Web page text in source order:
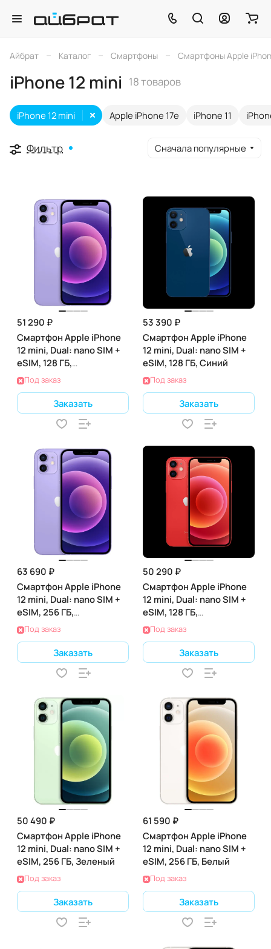
Айбрат – Каталог – Смартфоны – Смартфоны Apple
iPhone 12 mini 18 товаров
Apple iPhone 17e iPhone 11
iPhone 12 mini
Фильтр Сначала популярные
51 290 ₽
Смартфон Apple iPhone
12 mini, Dual: nano SIM +
eSIM, 128 ГБ,
Фиолетовый
Под заказ
Заказать
53 390 ₽
Смартфон Apple iPhone
12 mini, Dual: nano SIM +
eSIM, 128 ГБ, Синий
Под заказ
Заказать
63 690 ₽
Смартфон Apple iPhone
12 mini, Dual: nano SIM +
eSIM, 256 ГБ,
Фиолетовый
Под заказ
Заказать
50 290 ₽
Смартфон Apple iPhone
12 mini, Dual: nano SIM +
eSIM, 128 ГБ,
(PRODUCT)RED
Под заказ
Заказать
50 490 ₽
Смартфон Apple iPhone
12 mini, Dual: nano SIM +
eSIM, 256 ГБ, Зеленый
Под заказ
Заказать
61 590 ₽
Смартфон Apple iPhone
12 mini, Dual: nano SIM +
eSIM, 256 ГБ, Белый
Под заказ
Заказать